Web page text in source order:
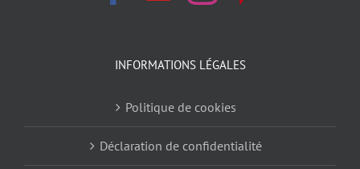
INFORMATIONS LÉGALES
Politique de cookies
Déclaration de confidentialité